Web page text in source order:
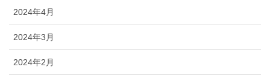
2024年4月
2024年3月
2024年2月